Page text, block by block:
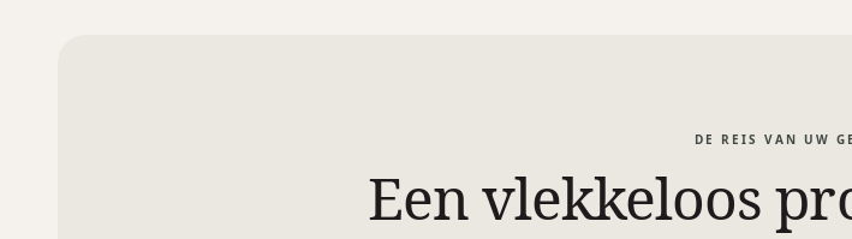
DE REIS VAN UW
Een vlekkeloos